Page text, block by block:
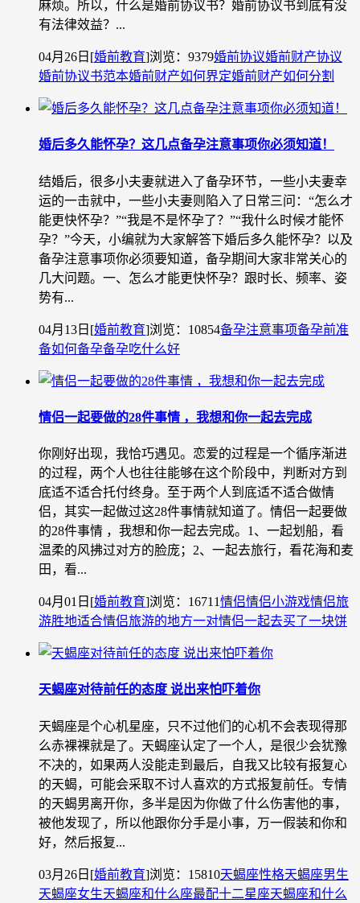
麻烦。所以，什么是婚前协议书？婚前协议书到底有没
有法律效益？...
04月26日 [婚前教育]浏览：9379婚前协议婚前财产协议
婚前协议书范本婚前财产如何界定婚前财产如何分割
婚后多久能怀孕？这几点备孕注意事项你必须知道！
结婚后，很多小夫妻就进入了备孕环节，一些小夫妻幸
运的一击就中，一些小夫妻则陷入了日常三问：“怎么才
能更快怀孕？”“我是不是怀孕了？”“我什么时候才能怀
孕？”今天，小编就为大家解答下婚后多久能怀孕？以及
备孕注意事项你必须要知道，备孕期间大家非常关心的
几大问题。一、怎么才能更快怀孕？跟时长、频率、姿
势有...
04月13日 [婚前教育]浏览：10854备孕注意事项备孕前准
备如何备孕备孕吃什么好
情侣一起要做的28件事情 ，我想和你一起去完成
你刚好出现，我恰巧遇见。恋爱的过程是一个循序渐进
的过程，两个人也往往能够在这个阶段中，判断对方到
底适不适合托付终身。至于两个人到底适不适合做情
侣，其实一起做过这28件事情就知道了。情侣一起要做
的28件事情 ，我想和你一起去完成。1、一起划船，看
温柔的风拂过对方的脸庞；2、一起去旅行，看花海和麦
田，看...
04月01日 [婚前教育]浏览：16711情侣情侣小游戏情侣旅
游胜地适合情侣旅游的地方一对情侣一起去买了一块饼
天蝎座对待前任的态度 说出来怕吓着你
天蝎座是个心机星座，只不过他们的心机不会表现得那
么赤裸裸就是了。天蝎座认定了一个人，是很少会犹豫
不决的，如果两人没能走到最后，自我又比较有报复心
的天蝎，可能会采取不讨人喜欢的方式报复前任。专情
的天蝎男离开你，多半是因为你做了什么伤害他的事，
被他发现了，所以他跟你分手是小事，万一假装和你和
好，然后报复...
03月26日 [婚前教育]浏览：15810天蝎座性格天蝎座男生
天蝎座女生天蝎座和什么座最配十二星座天蝎座和什么